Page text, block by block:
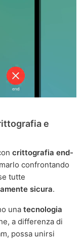
e
crittografia end-
confrontando
tutte
sicura.
una tecnologia
a differenza di
possa unirsi